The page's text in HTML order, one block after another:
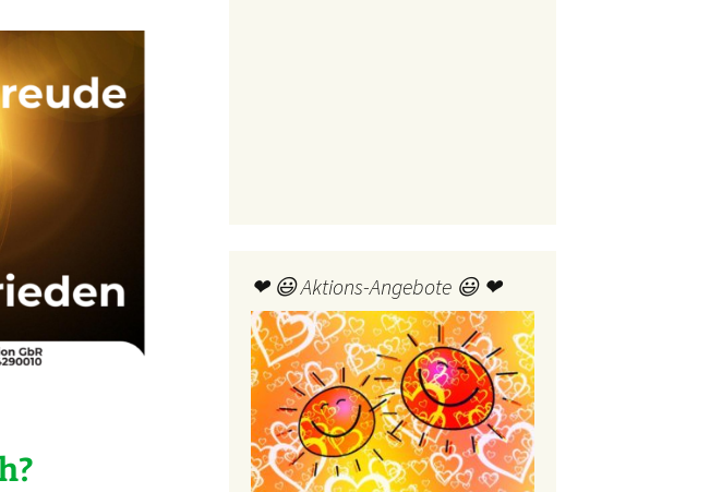
❤ 😃 Aktions-Angebote 😃 ❤